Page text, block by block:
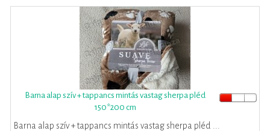
Barna alap szív + tappancs mintás vastag sherpa pléd
150*200 cm
Barna alap szív + tappancs mintás vastag sherpa pléd ...